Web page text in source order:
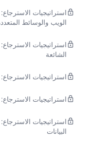
استراتيجيات
الويب والوسائط
استراتيجيات
الشائعة
استراتيجيات
استراتيجيات
استراتيجيات
البيانات